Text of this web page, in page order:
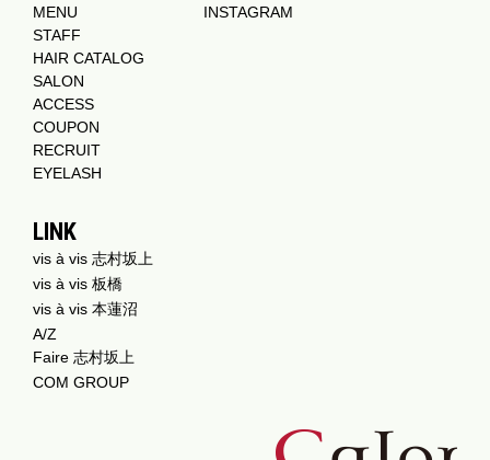
MENU
STAFF
HAIR CATALOG
SALON
ACCESS
COUPON
RECRUIT
EYELASH
INSTAGRAM
LINK
vis à vis 志村坂上
vis à vis 板橋
vis à vis 本蓮沼
A/Z
Faire 志村坂上
COM GROUP